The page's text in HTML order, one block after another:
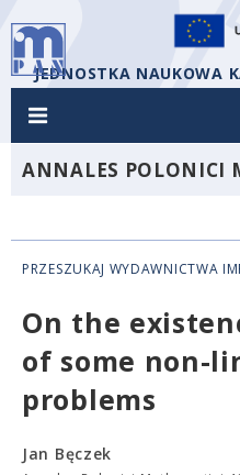
JEDNOSTKA NAUKOWA
ANNALES POLONICI
PRZESZUKAJ WYDAWNICTWA
On the
of some non-
problems
Jan Bęczek